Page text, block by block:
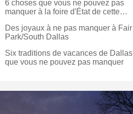
6 choses que vous ne pouvez pas
manquer à la foire d'État de cette
Des joyaux à ne pas manquer à Fair
Park/South Dallas
Six traditions de vacances de Dallas
que vous ne pouvez pas manquer